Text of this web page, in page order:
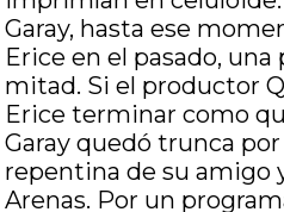
Garay, hasta ese
Erice en el pasado,
mitad. Si el productor
Erice terminar como
Garay quedó trunca
repentina de su amigo
Arenas. Por un